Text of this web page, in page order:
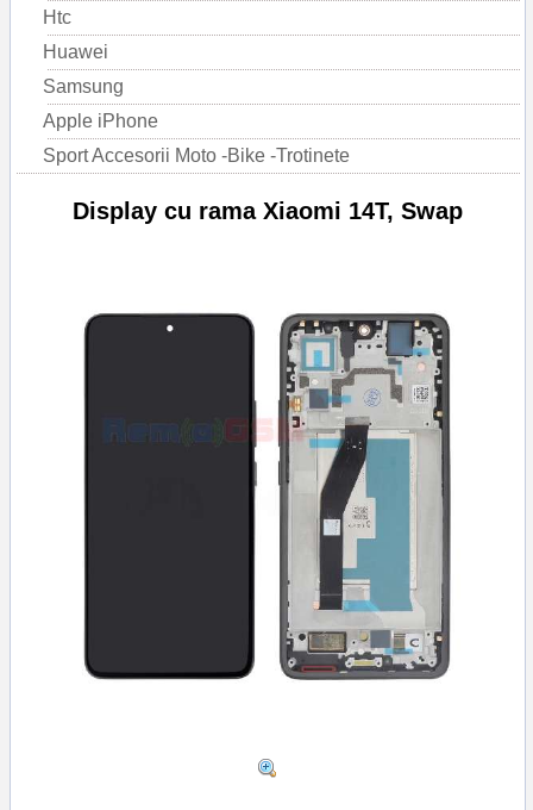
Htc
Huawei
Samsung
Apple iPhone
Sport Accesorii Moto -Bike -Trotinete
Display cu rama Xiaomi 14T, Swap